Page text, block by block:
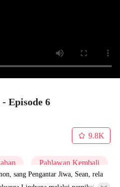
Episode 6
9.8K
Pahlawan Kembali
sang Pengantar Jiwa, Sean, rela